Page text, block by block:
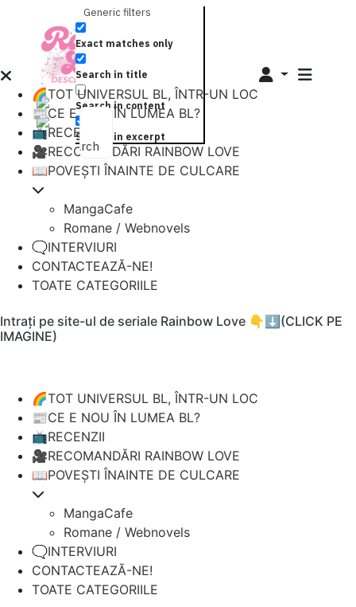
Search
Generic filters
Exact matches only
Search in title
Search in content
Search in excerpt
🌈TOT UNIVERSUL BL, ÎNTR-UN LOC
📰CE E NOU ÎN LUMEA BL?
📺RECENZII
🎥RECOMANDĂRI RAINBOW LOVE
📖POVEȘTI ÎNAINTE DE CULCARE
MangaCafe
Romane / Webnovels
🗨️INTERVIURI
CONTACTEAZĂ-NE!
TOATE CATEGORIILE
Intrați pe site-ul de seriale Rainbow Love 👇⬇️(CLICK PE
IMAGINE)
🌈TOT UNIVERSUL BL, ÎNTR-UN LOC
📰CE E NOU ÎN LUMEA BL?
📺RECENZII
🎥RECOMANDĂRI RAINBOW LOVE
📖POVEȘTI ÎNAINTE DE CULCARE
MangaCafe
Romane / Webnovels
🗨️INTERVIURI
CONTACTEAZĂ-NE!
TOATE CATEGORIILE